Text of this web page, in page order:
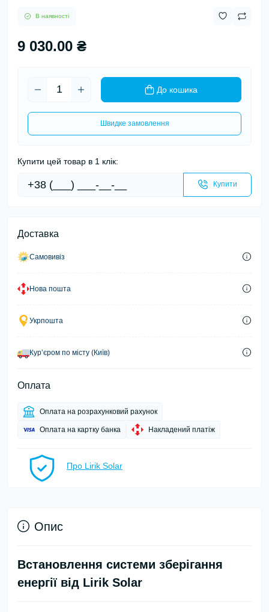
В наявності
9 030.00 ₴
До кошика
Швидке замовлення
Купити цей товар в 1 клік:
Купити
Доставка
Самовивіз
Нова пошта
Укрпошта
Курʼєром по місту (Київ)
Оплата
Оплата на розрахунковий рахунок
Оплата на картку банка Накладений платіж
Про Lirik Solar
Опис
Встановлення системи зберігання
енергії від Lirik Solar